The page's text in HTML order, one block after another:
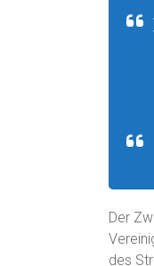
Der
des